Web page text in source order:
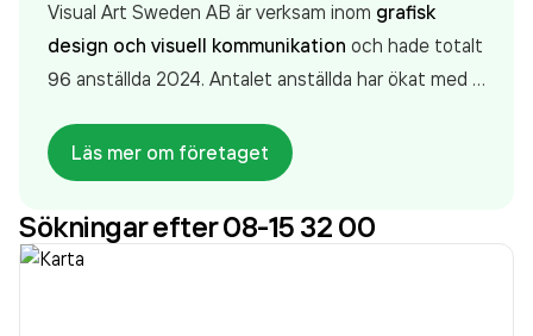
Visual Art Sweden AB är verksam inom grafisk
design och visuell kommunikation och hade totalt
96 anställda 2024. Antalet anställda har ökat med 6
på företaget. Bolaget är ett aktiebolag som varit
aktivt sedan 2000. Visual Art Sweden AB
230 839 000,00 kr
senaste räkenskapsåret
(2024).
Läs mer om företaget
Sökningar efter 08-15 32 00